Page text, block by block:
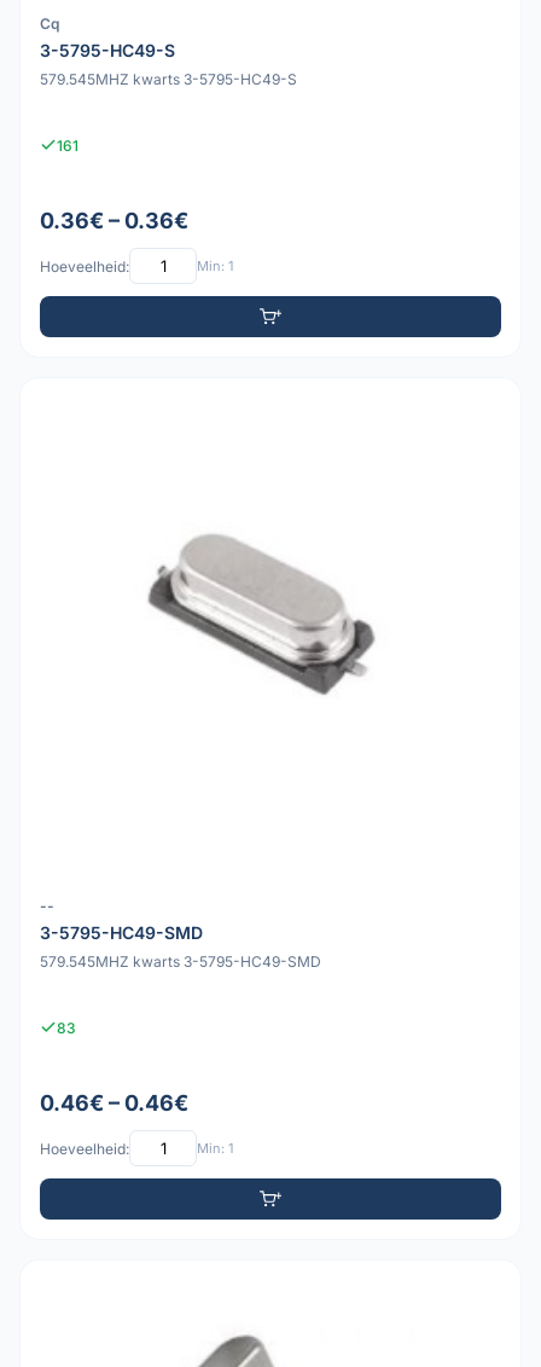
Cq
3-5795-HC49-S
579.545MHZ kwarts 3-5795-HC49-S
161
0.36€ – 0.36€
Hoeveelheid: Min: 1
--
3-5795-HC49-SMD
579.545MHZ kwarts 3-5795-HC49-SMD
83
0.46€ – 0.46€
Hoeveelheid: Min: 1